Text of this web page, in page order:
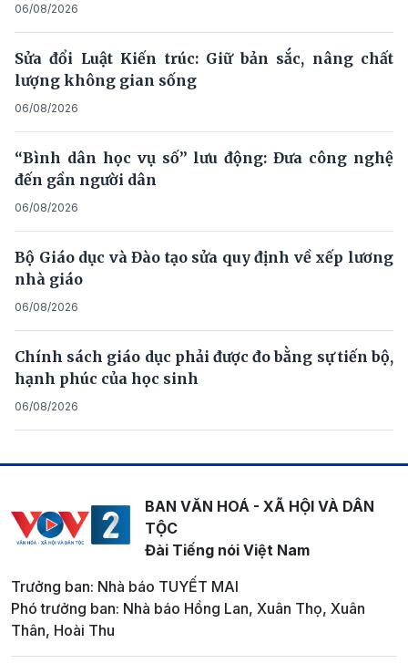
06/08/2026
Sửa đổi Luật Kiến trúc: Giữ bản sắc, nâng chất
lượng không gian sống
06/08/2026
“Bình dân học vụ số” lưu động: Đưa công nghệ
đến gần người dân
06/08/2026
Bộ Giáo dục và Đào tạo sửa quy định về xếp lương
nhà giáo
06/08/2026
Chính sách giáo dục phải được đo bằng sự tiến bộ,
hạnh phúc của học sinh
06/08/2026
BAN VĂN HOÁ - XÃ HỘI VÀ DÂN
TỘC
Đài Tiếng nói Việt Nam
Trưởng ban: Nhà báo TUYẾT MAI
Phó trưởng ban: Nhà báo Hồng Lan, Xuân Thọ, Xuân
Thân, Hoài Thu